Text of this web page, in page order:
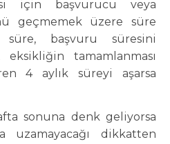
için başvurucu veya
geçmemek üzere süre
başvuru süresini
eksikliğin tamamlanması
4 aylık süreyi aşarsa
sonuna denk geliyorsa
uzamayacağı dikkatten